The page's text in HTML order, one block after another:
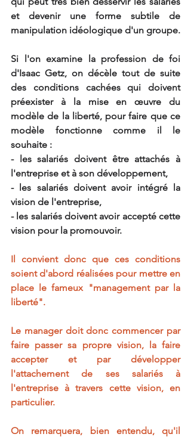
et devenir une forme subtile de
manipulation idéologique d'un groupe.
Si l'on examine la profession de foi
d'Isaac Getz, on décèle tout de suite
des conditions cachées qui doivent
préexister à la mise en œuvre du
modèle de la liberté, pour faire que ce
modèle fonctionne comme il le
souhaite :
- les salariés doivent être attachés à
l'entreprise et à son développement,
- les salariés doivent avoir intégré la
vision de l'entreprise,
- les salariés doivent avoir accepté cette
vision pour la promouvoir.
Il convient donc que ces conditions
soient d'abord réalisées pour mettre en
place le fameux "management par la
liberté".
Le manager doit donc commencer par
faire passer sa propre vision, la faire
accepter et par développer
l'attachement de ses salariés à
l'entreprise à travers cette vision, en
particulier.
On remarquera, bien entendu, qu'il